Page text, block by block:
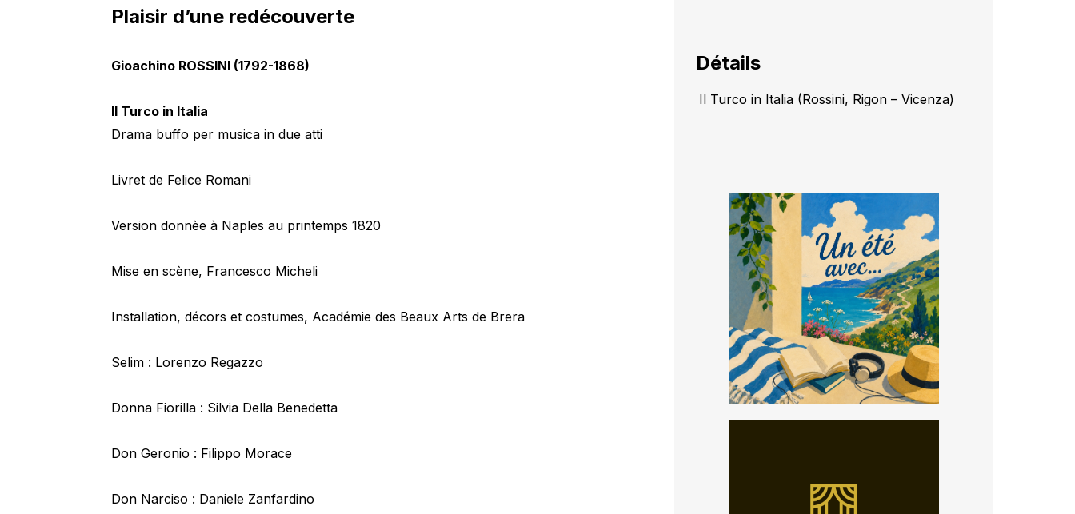
Plaisir d’une redécouverte
Gioachino ROSSINI (1792-1868)
Il Turco in Italia
Drama buffo per musica in due atti
Livret de Felice Romani
Version donnèe à Naples au printemps 1820
Mise en scène, Francesco Micheli
Installation, décors et costumes, Académie des Beaux Arts de Brera
Selim : Lorenzo Regazzo
Donna Fiorilla : Silvia Della Benedetta
Don Geronio : Filippo Morace
Don Narciso : Daniele Zanfardino
Détails
Il Turco in Italia (Rossini, Rigon – Vicenza)